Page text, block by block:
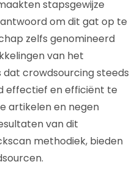
stapsgewijze
om dit gat op te
zelfs genomineerd
van het
dat crowdsourcing steeds
effectief en efficiënt te
artikelen en negen
van dit
methodiek, bieden